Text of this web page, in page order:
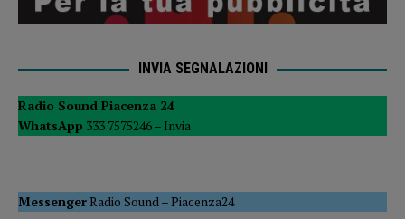
INVIA SEGNALAZIONI
Radio Sound Piacenza 24
WhatsApp 333 7575246 – Invia
MessengerRadio Sound–Piacenza24